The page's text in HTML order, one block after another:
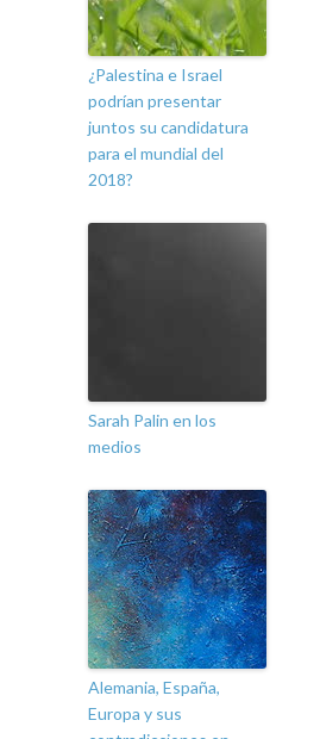
¿Palestina e Israel
podrían presentar
juntos su candidatura
para el mundial del
2018?
Sarah Palin en los
medios
Alemania, España,
Europa y sus